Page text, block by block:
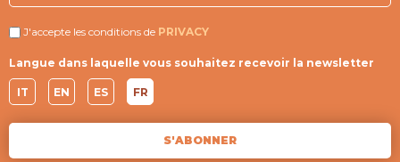
J'accepte les conditions de PRIVACY
Langue dans laquelle vous souhaitez recevoir la newsletter
IT EN ES FR
S'ABONNER